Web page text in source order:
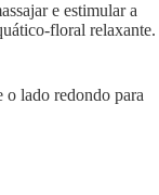
e estimular a
floral relaxante.
o lado redondo para